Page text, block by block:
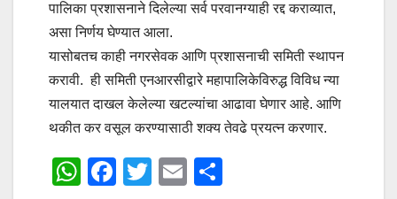
पालिका प्रशासनाने दिलेल्या सर्व परवानग्याही रद्द कराव्यात,
असा निर्णय घेण्यात आला.
यासोबतच काही नगरसेवक आणि प्रशासनाची समिती स्थापन
करावी. ही समिती एनआरसीद्वारे महापालिकेविरुद्ध विविध न्या
यालयात दाखल केलेल्या खटल्यांचा आढावा घेणार आहे. आणि
थकीत कर वसूल करण्यासाठी शक्य तेवढे प्रयत्न करणार.
W
F
T
E